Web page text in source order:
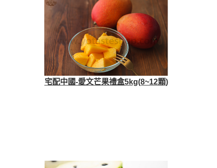
宅配中國-愛文芒果禮盒5kg(8~12顆)